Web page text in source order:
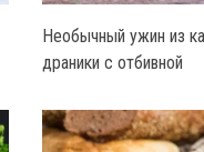
Необычный ужин из
драники с отбивной